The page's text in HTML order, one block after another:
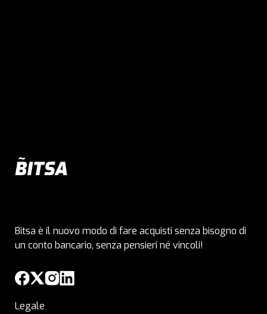
Bitsa è il nuovo modo di fare acquisti senza bisogno di
un conto bancario, senza pensieri né vincoli!
Legale